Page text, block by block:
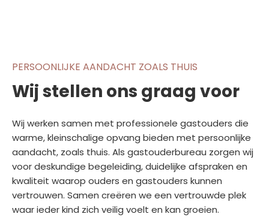
PERSOONLIJKE AANDACHT ZOALS THUIS
Wij stellen ons graag voor
Wij werken samen met professionele gastouders die
warme, kleinschalige opvang bieden met persoonlijke
aandacht, zoals thuis. Als gastouderbureau zorgen wij
voor deskundige begeleiding, duidelijke afspraken en
kwaliteit waarop ouders en gastouders kunnen
vertrouwen. Samen creëren we een vertrouwde plek
waar ieder kind zich veilig voelt en kan groeien.